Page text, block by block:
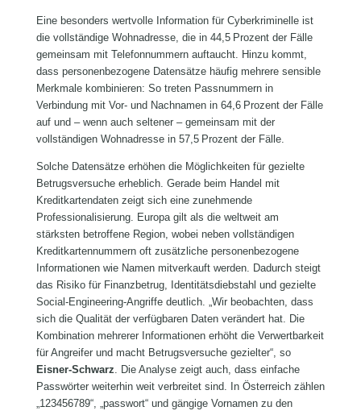
Eine besonders wertvolle Information für Cyberkriminelle ist
die vollständige Wohnadresse, die in 44,5 Prozent der Fälle
gemeinsam mit Telefonnummern auftaucht. Hinzu kommt,
dass personenbezogene Datensätze häufig mehrere sensible
Merkmale kombinieren: So treten Passnummern in
Verbindung mit Vor‑ und Nachnamen in 64,6 Prozent der Fälle
auf und – wenn auch seltener – gemeinsam mit der
vollständigen Wohnadresse in 57,5 Prozent der Fälle.
Solche Datensätze erhöhen die Möglichkeiten für gezielte
Betrugsversuche erheblich. Gerade beim Handel mit
Kreditkartendaten zeigt sich eine zunehmende
Professionalisierung. Europa gilt als die weltweit am
stärksten betroffene Region, wobei neben vollständigen
Kreditkartennummern oft zusätzliche personenbezogene
Informationen wie Namen mitverkauft werden. Dadurch steigt
das Risiko für Finanzbetrug, Identitätsdiebstahl und gezielte
Social-Engineering-Angriffe deutlich. „Wir beobachten, dass
sich die Qualität der verfügbaren Daten verändert hat. Die
Kombination mehrerer Informationen erhöht die Verwertbarkeit
für Angreifer und macht Betrugsversuche gezielter“, so
Eisner-Schwarz. Die Analyse zeigt auch, dass einfache
Passwörter weiterhin weit verbreitet sind. In Österreich zählen
„123456789“, „passwort“ und gängige Vornamen zu den